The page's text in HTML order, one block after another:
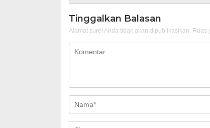
Tinggalkan Balasan
Alamat surel Anda tidak akan dipublikasikan. Ruas